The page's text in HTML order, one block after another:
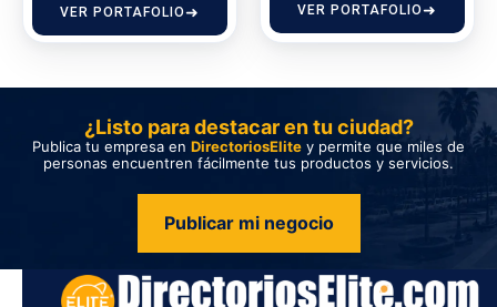
VER PORTAFOLIO VER PORTAFOLIO
¿Listo para destacar en tu ciudad?
Publica tu empresa en DirectoriosElite y permite que miles de
personas encuentren fácilmente tus productos y servicios.
Publicar mi negocio